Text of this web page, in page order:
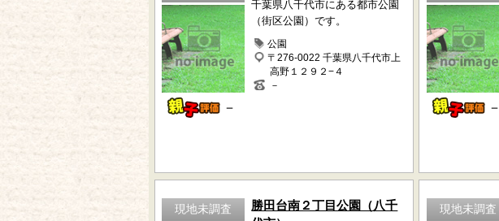
－
千葉県八千代市にある都市公園
（街区公園）です。
公園
〒276-0022 千葉県八千代市上
高野１２９２−４
－
－
現地未調査
勝田台南２丁目公園（八千
現地未調査